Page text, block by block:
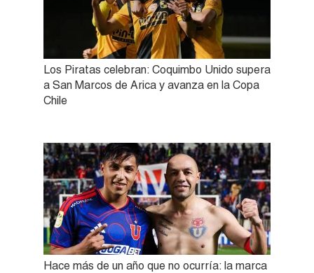
Los Piratas celebran: Coquimbo Unido supera
a San Marcos de Arica y avanza en la Copa
Chile
Hace más de un año que no ocurría: la marca